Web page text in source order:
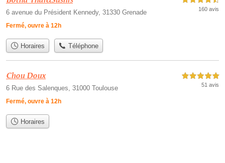
6 avenue du Président Kennedy, 31330 Grenade
Fermé, ouvre à 12h
160 avis
Horaires Téléphone
Chou Doux
6 Rue des Salenques, 31000 Toulouse
Fermé, ouvre à 12h
5,0 étoiles sur 5
51 avis
Horaires